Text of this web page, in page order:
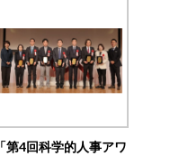
「第4回科学的人事アワ